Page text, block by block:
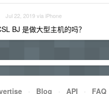
Jul 22, 2019 via iPhone
BJ 是做大型主机的吗？
· Blog · API · FAQ